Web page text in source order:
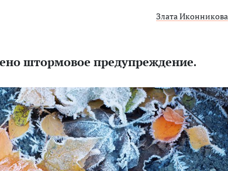
Злата Иконникова
штормовое предупреждение.